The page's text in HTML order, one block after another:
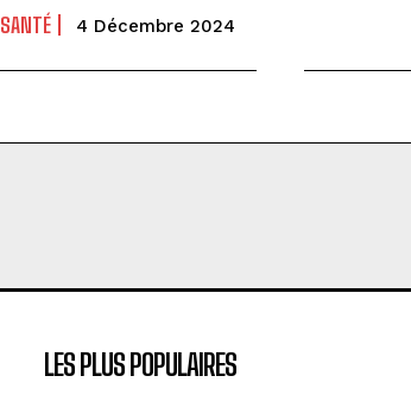
SANTÉ 4 Décembre 2024
LES PLUS POPULAIRES